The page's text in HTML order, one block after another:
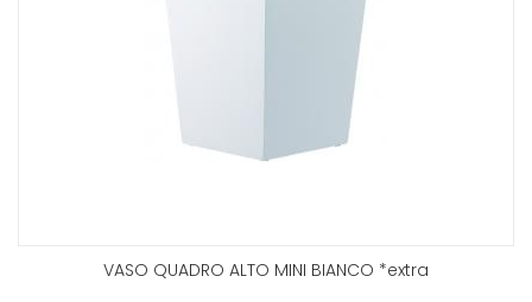
VASO QUADRO ALTO MINI BIANCO *extra